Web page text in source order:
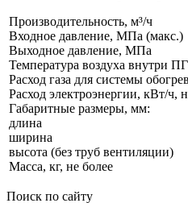
Производительность, м³/ч
Входное давление, МПа (макс.)
Выходное давление, МПа
Температура воздуха внутри
Расход газа для системы
Расход электроэнергии, кВт/ч,
Габаритные размеры, мм:
длина
ширина
высота (без труб вентиляции)
Масса, кг, не более
Поиск по сайту